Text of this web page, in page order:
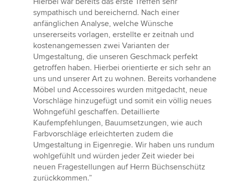
Sternen
sympathisch und bereichernd. Nach einer
anfänglichen Analyse, welche Wünsche
unsererseits vorlagen, erstellte er zeitnah und
kostenangemessen zwei Varianten der
Umgestaltung, die unseren Geschmack perfekt
getroffen haben. Hierbei orientierte er sich sehr an
uns und unserer Art zu wohnen. Bereits vorhandene
Möbel und Accessoires wurden mitgedacht, neue
Vorschläge hinzugefügt und somit ein völlig neues
Wohngefühl geschaffen. Detaillierte
Kaufempfehlungen, Bauumsetzungen, wie auch
Farbvorschläge erleichterten zudem die
Umgestaltung in Eigenregie. Wir haben uns rundum
wohlgefühlt und würden jeder Zeit wieder bei
neuen Fragestellungen auf Herrn Büchsenschütz
zurückkommen.”